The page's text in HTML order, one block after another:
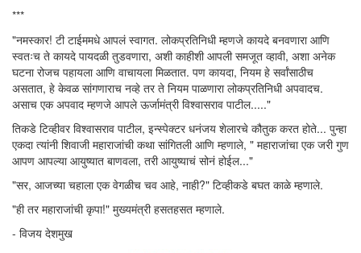
***
"नमस्कार! टी टाईममधे आपलं स्वागत. लोकप्रतिनिधी म्हणजे कायदे बनवणारा आणि
स्वतःच ते कायदे पायदळी तुडवणारा, अशी काहीशी आपली समजूत व्हावी, अशा अनेक
घटना रोजच पहायला आणि वाचायला मिळतात. पण कायदा, नियम हे सर्वांसाठीच
असतात, हे केवळ सांगणाराच नव्हे तर ते नियम पाळणारा लोकप्रतिनिधी अपवादच.
असाच एक अपवाद म्हणजे आपले ऊर्जामंत्री विश्वासराव पाटील....."
तिकडे टिव्हीवर विश्वासराव पाटील, इन्स्पेक्टर धनंजय शेलारचे कौतुक करत होते... पुन्हा
एकदा त्यांनी शिवाजी महाराजांची कथा सांगितली आणि म्हणाले, " महाराजांचा एक जरी गुण
आपण आपल्या आयुष्यात बाणवला, तरी आयुष्याचं सोनं होईल..."
"सर, आजच्या चहाला एक वेगळीच चव आहे, नाही?" टिव्हीकडे बघत काळे म्हणाले.
"ही तर महाराजांची कृपा!" मुख्यमंत्री हसतहसत म्हणाले.
- विजय देशमुख